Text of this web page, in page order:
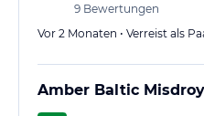
9 Bewertungen
Vor 2 Monaten • Verreist als
Amber Baltic Misdroy